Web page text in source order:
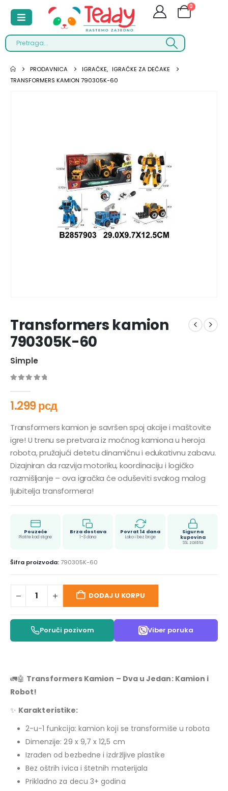
0
PRODAVNICA IGRAČKE, IGRAČKE ZA DEČAKE
TRANSFORMERS KAMION 790305K-60
Transformers kamion
790305K-60
Simple
1.299рсд
Transformers kamion je savršen spoj akcije i maštovite
igre! U trenu se pretvara iz moćnog kamiona u heroja
robota, pružajući detetu dinamičnu i edukativnu zabavu.
Dizajniran da razvija motoriku, koordinaciju i logičko
razmišljanje – ova igračka će oduševiti svakog malog
ljubitelja transformera!
Pouzeće
Platite kad stigne
Brza dostava
1–3 dana
Povrat 14 dana
Lako i bez brige
Sigurna
kupovina
SSL zaštita
Šifra proizvoda:790305K-60
DODAJ U KORPU
Poruči pozivom Viber poruka
🚛🤖 Transformers Kamion – Dva u Jedan: Kamion i
Robot!
✨ Karakteristike:
2-u-1 funkcija: kamion koji se transformiše u robota
Dimenzije: 29 x 9,7 x 12,5 cm
Izrađen od bezbedne i izdržljive plastike
Bez oštrih ivica i štetnih materijala
Prikladno za decu 3+ godina